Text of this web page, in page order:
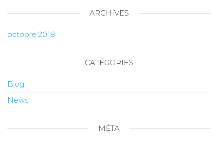
ARCHIVES
octobre 2018
CATÉGORIES
Blog
News
MÉTA